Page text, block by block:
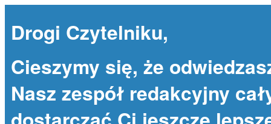
Drogi Czytelniku,
Cieszymy się, że
Nasz zespół redakcyjny